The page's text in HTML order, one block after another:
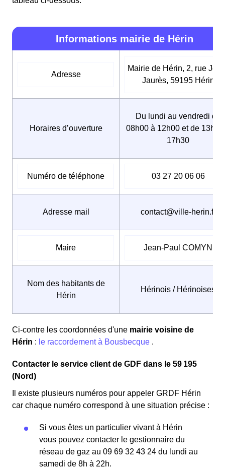
Informations mairie de Hérin
Adresse
Mairie de Hérin, 2, rue
Jaurès, 59195 Hérin
Horaires d’ouverture
Du lundi au vendredi de
08h00 à 12h00 et de 13h30
17h30
Numéro de téléphone 03 27 20 06 06
Adresse mail contact@ville-herin.fr
Maire Jean-Paul COMYN
Nom des habitants de
Hérin
Hérinois / Hérinoises
Ci-contre les coordonnées d'une mairie voisine de
Hérin : le raccordement à Bousbecque .
Contacter le service client de GDF dans le 59 195
(Nord)
Il existe plusieurs numéros pour appeler GRDF Hérin
car chaque numéro correspond à une situation précise :
Si vous êtes un particulier vivant à Hérin
vous pouvez contacter le gestionnaire du
réseau de gaz au 09 69 32 43 24 du lundi au
samedi de 8h à 22h.